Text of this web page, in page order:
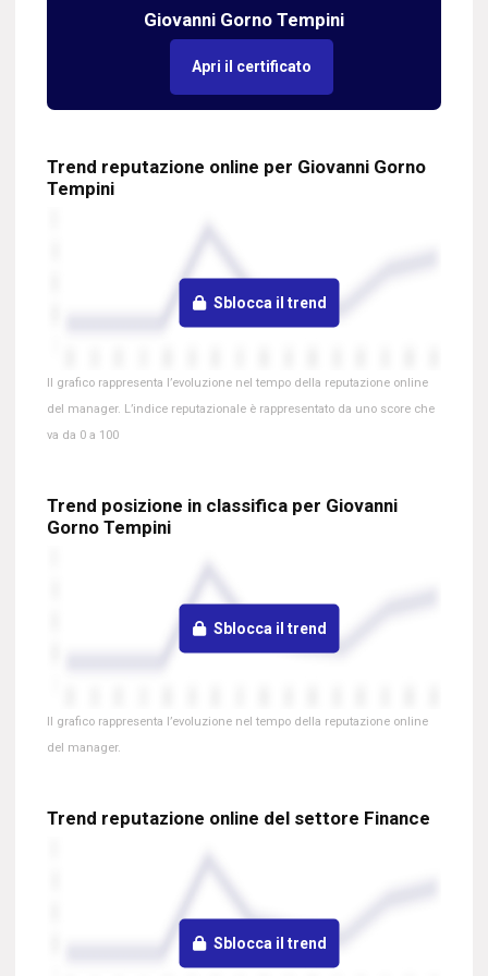
Giovanni Gorno Tempini
Apri il certificato
Trend reputazione online per Giovanni Gorno
Tempini
Sblocca il trend
Il grafico rappresenta l’evoluzione nel tempo della reputazione online
del manager. L’indice reputazionale è rappresentato da uno score che
va da 0 a 100
Trend posizione in classifica per Giovanni
Gorno Tempini
Sblocca il trend
Il grafico rappresenta l’evoluzione nel tempo della reputazione online
del manager.
Trend reputazione online del settore Finance
Sblocca il trend